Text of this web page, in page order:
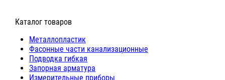
⠀Каталог товаров
Металлопластик
Фасонные части канализационные
Подводка гибкая
Запорная арматура
Измерительные приборы